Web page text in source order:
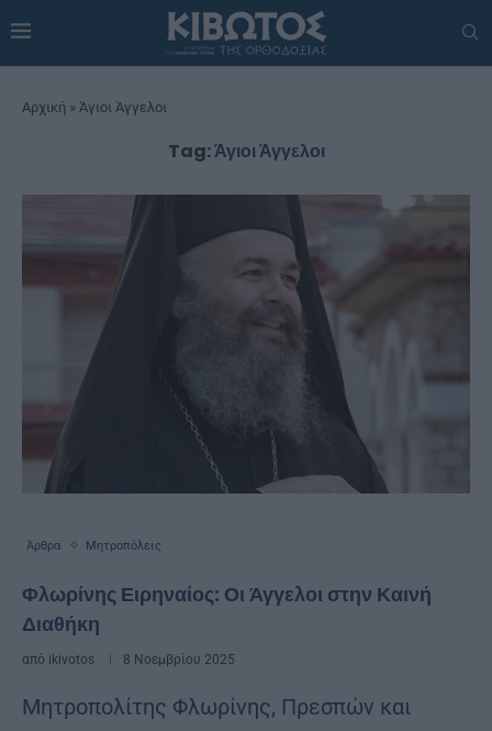
Αρχική » Άγιοι Άγγελοι
Tag:Άγιοι Άγγελοι
Άρθρα Μητροπόλεις
Φλωρίνης Ειρηναίος: Οι Άγγελοι στην Καινή
Διαθήκη
από ikivotos 8 Νοεμβρίου 2025
Μητροπολίτης Φλωρίνης, Πρεσπών και